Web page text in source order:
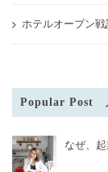
ホテルオープン戦
Popular Post
なぜ、